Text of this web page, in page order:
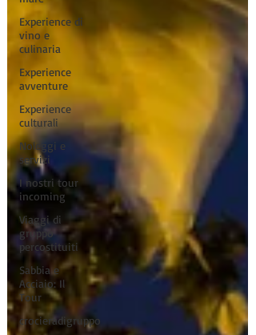
Experience di
vino e
culinaria
Experience
avventure
Experience
culturali
Noleggi e
servizi
I nostri tour
incoming
Viaggi di
gruppo
percostituiti
Sabbia e
Acciaio: Il
Tour
crocieradigruppo